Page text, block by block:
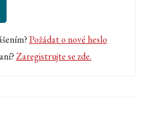
Požádat o nové heslo
Zaregistrujte se zde.